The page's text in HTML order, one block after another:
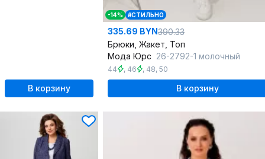
В корзину
-14% #СТИЛЬНО
335.69 BYN390.33
Брюки, Жакет, Топ
Мода Юрс 26-2792-1 молочный
44 , 46 , 48, 50
В корзину